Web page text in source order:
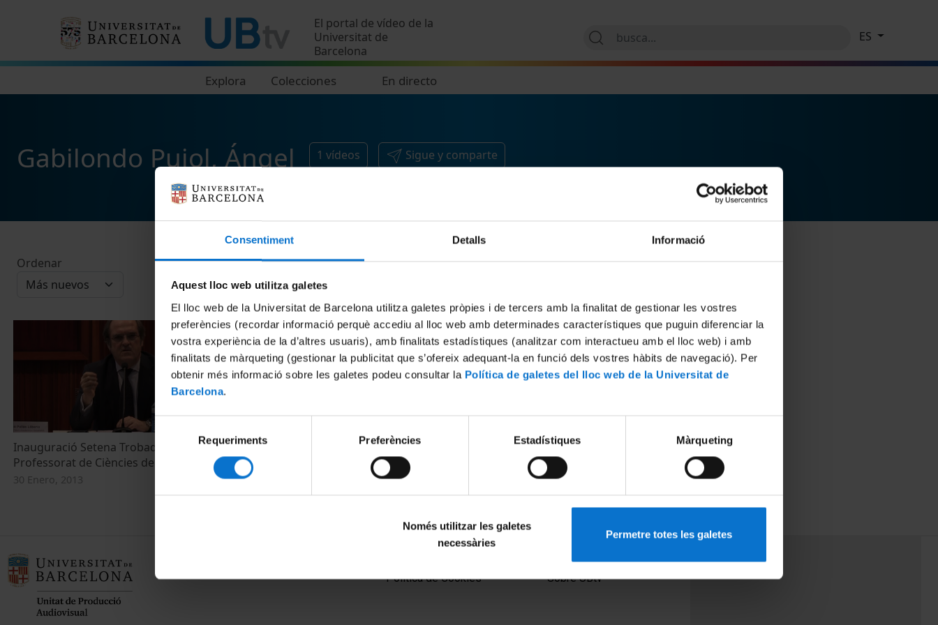
Consentiment Detalls Informació
Aquest lloc web utilitza galetes
El lloc web de la Universitat de Barcelona utilitza galetes pròpies i de tercers amb la finalitat de gestionar les vostres
preferències (recordar informació perquè accediu al lloc web amb determinades característiques que puguin diferenciar la
vostra experiència de la d’altres usuaris), amb finalitats estadístiques (analitzar com interactueu amb el lloc web) i amb
finalitats de màrqueting (gestionar la publicitat que s’ofereix adequant-la en funció dels vostres hàbits de navegació). Per
obtenir més informació sobre les galetes podeu consultar la Política de galetes del lloc web de la Universitat de
Barcelona.
consentiment
Requeriments Preferències Estadístiques Màrqueting
Només utilitzar les galetes
necessàries
Permetre totes les galetes
El portal de vídeo de la
Universitat de
Barcelona
Explora Colecciones En directo
ES
Gabilondo Pujol, Ángel 1 vídeos Sigue y comparte
Ordenar
Inauguració Setena Trobada de
Professorat de Ciències de la Salut
30 Enero, 2013
Política de Cookies
Sobre UBtv